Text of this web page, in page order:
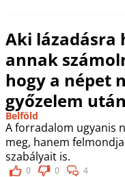
Aki lázadásra
annak
hogy a népet
győzelem
Belföld
A forradalom ugyanis
meg, hanem
szabályait is.
0 0 4